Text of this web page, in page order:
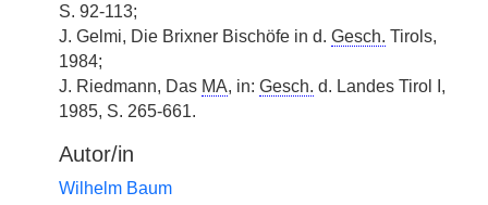
S. 92-113;
J. Gelmi, Die Brixner Bischöfe in d. Gesch. Tirols,
1984;
J. Riedmann, Das MA, in: Gesch. d. Landes Tirol I,
1985, S. 265-661.
Autor/in
Wilhelm Baum